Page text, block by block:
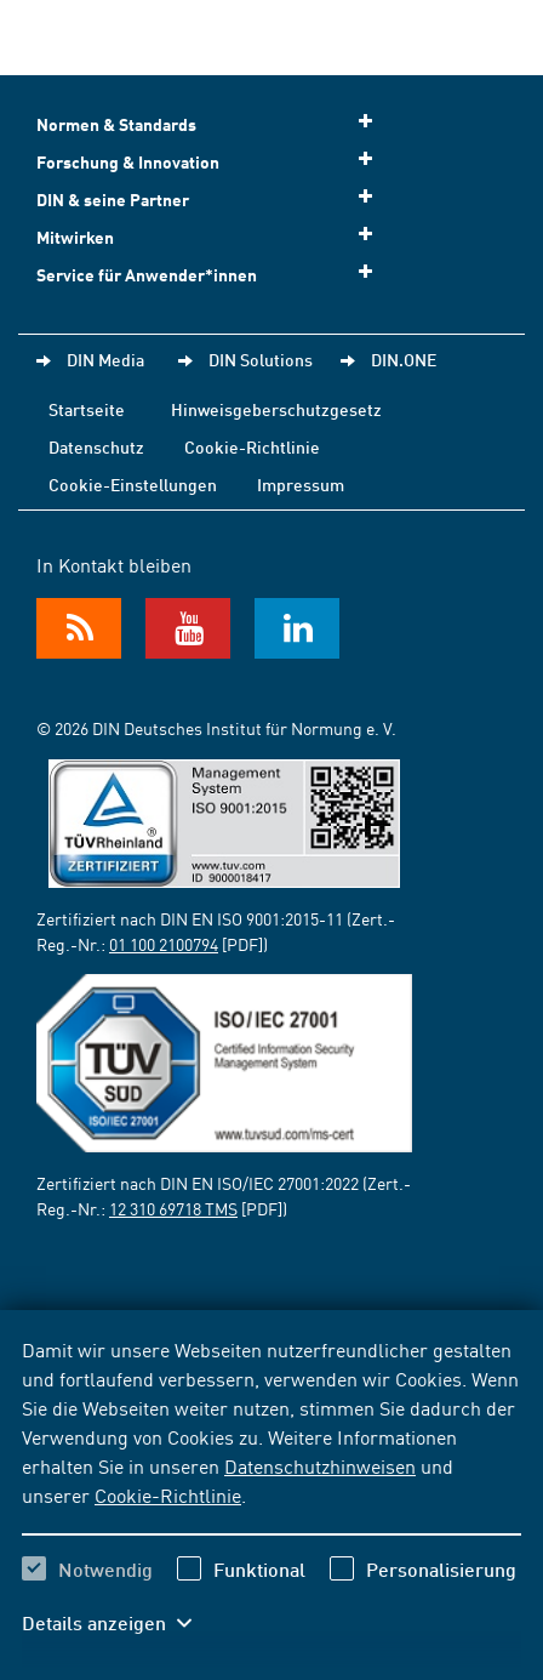
Damit wir unsere Webseiten nutzerfreundlicher gestalten
und fortlaufend verbessern, verwenden wir Cookies. Wenn
Sie die Webseiten weiter nutzen, stimmen Sie dadurch der
Verwendung von Cookies zu. Weitere Informationen
erhalten Sie in unseren Datenschutzhinweisen und
unserer Cookie-Richtlinie
Notwendig Funktional Personalisierung
Details anzeigen
Normen & Standards
Forschung & Innovation
DIN & seine Partner
Mitwirken
Service für Anwender*innen
DIN Media DIN Solutions DIN.ONE
Startseite
Hinweisgeberschutzgesetz
Datenschutz
Cookie-Richtlinie
Cookie-Einstellungen
Impressum
In Kontakt bleiben
© 2026 DIN Deutsches Institut für Normung e. V.
Zertifiziert nach DIN EN ISO 9001:2015-11 (Zert.-
Reg.-Nr.: 01 100 2100794 [PDF])
Zertifiziert nach DIN EN ISO/IEC 27001:2022 (Zert.-
Reg.-Nr.: 12 310 69718 TMS [PDF])